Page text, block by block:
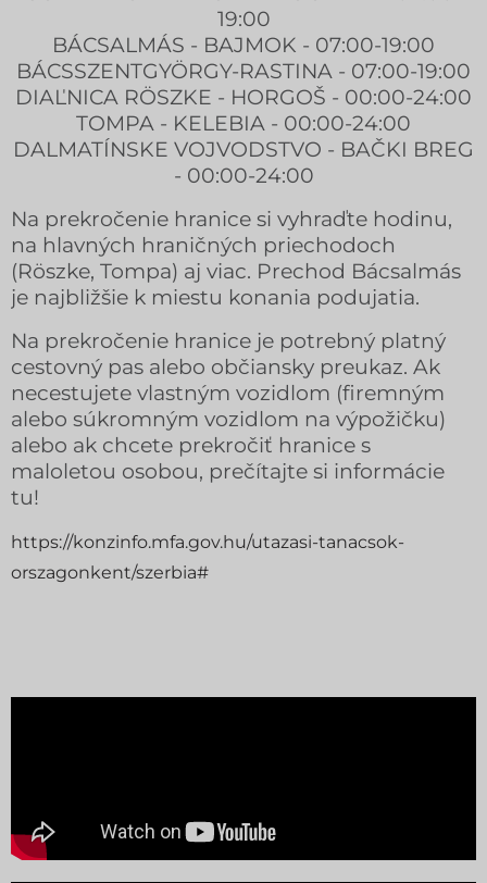
19:00
BÁCSALMÁS - BAJMOK - 07:00-19:00
BÁCSSZENTGYÖRGY-RASTINA - 07:00-19:00
DIAĽNICA RÖSZKE - HORGOŠ - 00:00-24:00
TOMPA - KELEBIA - 00:00-24:00
DALMATÍNSKE VOJVODSTVO - BAČKI BREG
- 00:00-24:00
Na prekročenie hranice si vyhraďte hodinu,
na hlavných hraničných priechodoch
(Röszke, Tompa) aj viac. Prechod Bácsalmás
je najbližšie k miestu konania podujatia.
Na prekročenie hranice je potrebný platný
cestovný pas alebo občiansky preukaz. Ak
necestujete vlastným vozidlom (firemným
alebo súkromným vozidlom na výpožičku)
alebo ak chcete prekročiť hranice s
maloletou osobou, prečítajte si informácie
tu!
https://konzinfo.mfa.gov.hu/utazasi-tanacsok-
orszagonkent/szerbia#